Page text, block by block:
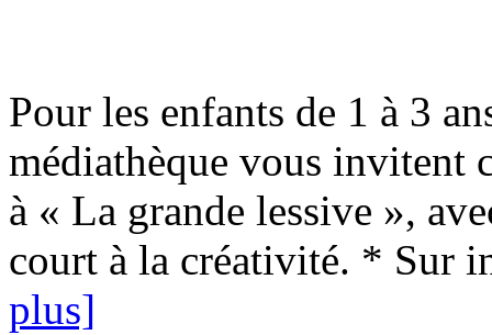
Pour les enfants de 1 à 3
médiathèque vous invitent
à « La grande lessive »,
court à la créativité. * Sur
plus]